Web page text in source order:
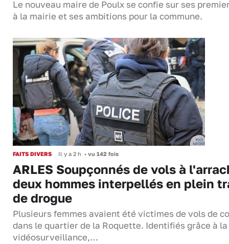
Le nouveau maire de Poulx se confie sur ses
à la mairie et ses ambitions pour la commune.
FAITS DIVERS Il y a 2 h • vu 142 fois
ARLES Soupçonnés de vols à
deux hommes interpellés en plein
de drogue
Plusieurs femmes avaient été victimes de vols de
dans le quartier de la Roquette. Identifiés grâce à la
vidéosurveillance,…